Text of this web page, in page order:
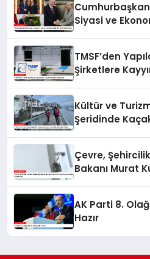
Siyasi ve
TMSF’den
Şirketlere
Kültür ve
Şeridinde
Çevre,
Bakanı Murat
AK Parti 8.
Hazır